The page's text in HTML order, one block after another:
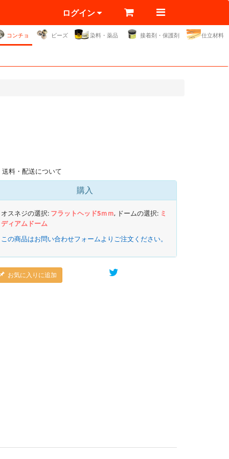
ログイン
コンチョ ビーズ 染料・薬品 接着剤・保護剤 仕立材料
送料・配送について
購入
オスネジの選択: フラットヘッド5ｍｍ, ドームの選択: ミ
ディアムドーム
この商品はお問い合わせフォームよりご注文ください。
お気に入りに追加